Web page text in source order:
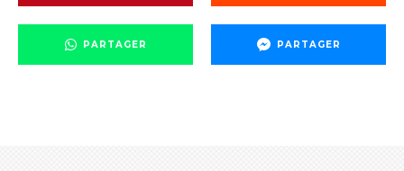
PARTAGER PARTAGER